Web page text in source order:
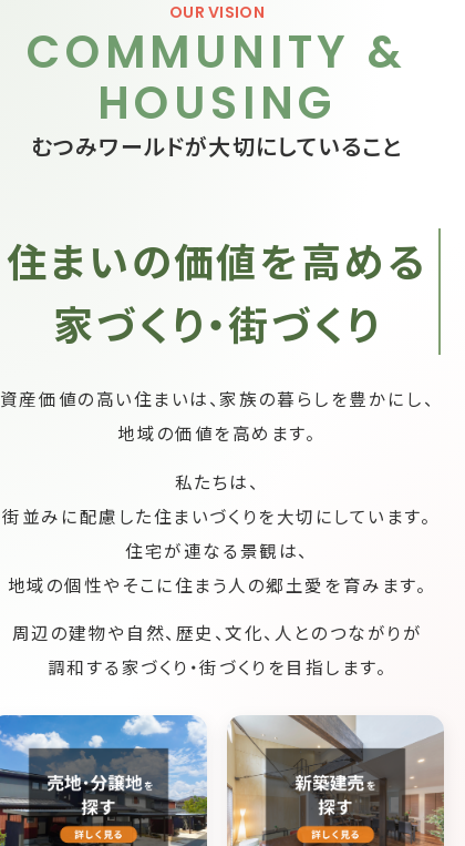
OUR VISION
COMMUNITY &
HOUSING
むつみワールドが大切にしていること
住まいの価値を高める
家づくり・街づくり
資産価値の高い住まいは、家族の暮らしを豊かにし、
地域の価値を高めます。
私たちは、
街並みに配慮した住まいづくりを大切にしています。
住宅が連なる景観は、
地域の個性やそこに住まう人の郷土愛を育みます。
周辺の建物や自然、歴史、文化、人とのつながりが
調和する家づくり・街づくりを目指します。